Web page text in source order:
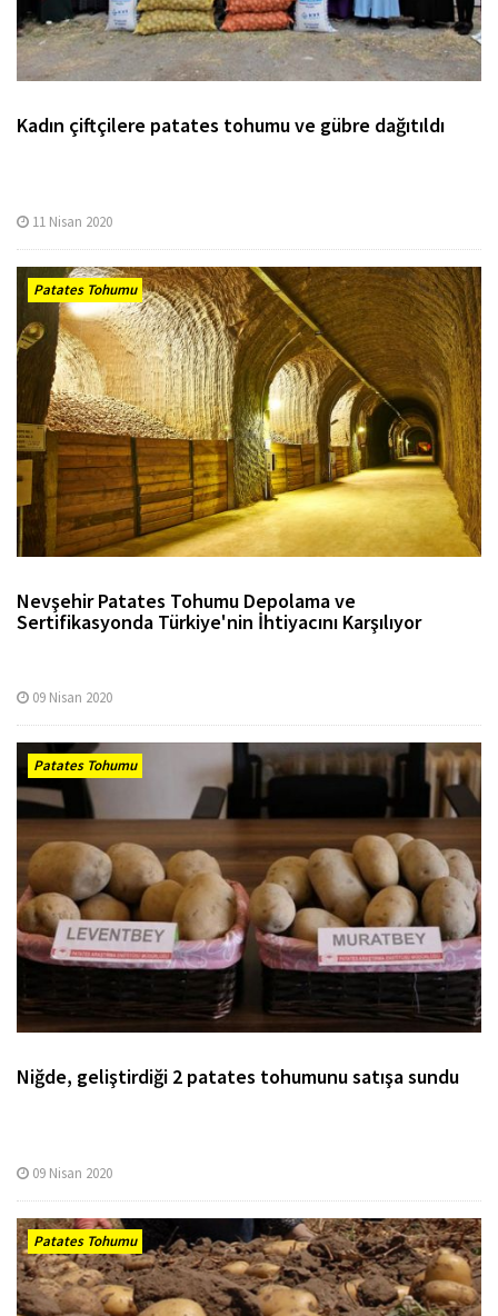
Kadın çiftçilere patates tohumu ve gübre dağıtıldı
11 Nisan 2020
Patates Tohumu
Nevşehir Patates Tohumu Depolama ve
Sertifikasyonda Türkiye'nin İhtiyacını Karşılıyor
09 Nisan 2020
Patates Tohumu
Niğde, geliştirdiği 2 patates tohumunu satışa sundu
09 Nisan 2020
Patates Tohumu